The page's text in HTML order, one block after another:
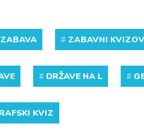
ZABAVA # ZABAVNI
# DRŽAVE NA L #
KVIZ